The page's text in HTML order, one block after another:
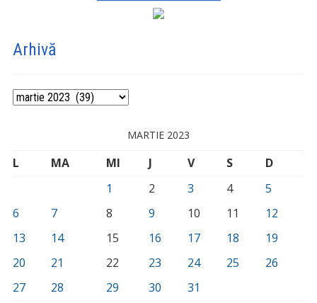
Arhivă
Arhivă
MARTIE 2023
L MA MI J V S
D
1
2 3 4
5
6
7 8 9 10 11
12
13
14 15 16 17 18
19
20
21 22 23 24 25
26
27
28 29 30 31